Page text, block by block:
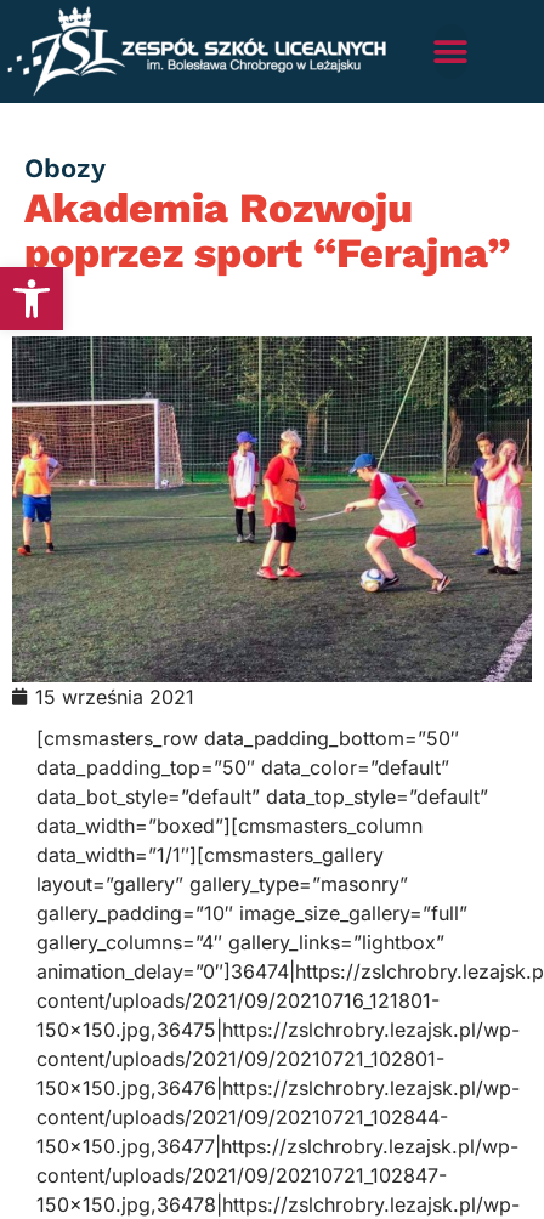
Otwórz pasek narzędzi
Akademia Rozwoju
poprzez sport “Ferajna”
Category
Obozy
15 września 2021
[cmsmasters_row data_padding_bottom=”50″
data_padding_top=”50″ data_color=”default”
data_bot_style=”default” data_top_style=”default”
data_width=”boxed”][cmsmasters_column
data_width=”1/1″][cmsmasters_gallery
layout=”gallery” gallery_type=”masonry”
gallery_padding=”10″ image_size_gallery=”full”
gallery_columns=”4″ gallery_links=”lightbox”
animation_delay=”0″]36474|https://
content/uploads/2021/09/20210716_121801-
150×150.jpg,36475|https://zslchrobry.lezajsk.pl/wp-
content/uploads/2021/09/20210721_102801-
150×150.jpg,36476|https://zslchrobry.lezajsk.pl/wp-
content/uploads/2021/09/20210721_102844-
150×150.jpg,36477|https://zslchrobry.lezajsk.pl/wp-
content/uploads/2021/09/20210721_102847-
150×150.jpg,36478|https://zslchrobry.lezajsk.pl/wp-